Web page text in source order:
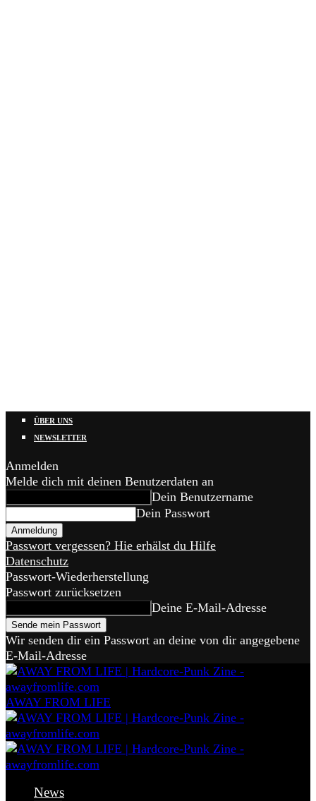
ÜBER UNS
NEWSLETTER
Anmelden
Melde dich mit deinen Benutzerdaten an
Dein Benutzername
Dein Passwort
Passwort vergessen? Hie erhälst du Hilfe
Datenschutz
Passwort-Wiederherstellung
Passwort zurücksetzen
Deine E-Mail-Adresse
Wir senden dir ein Passwort an deine von dir angegebene
E-Mail-Adresse
AWAY FROM LIFE
News